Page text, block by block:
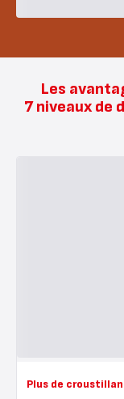
Les
7 niveaux de
Plus de